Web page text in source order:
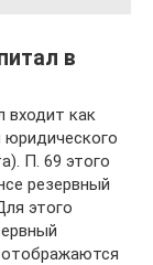
в
входит как
юридического
П. 69 этого
резервный
этого